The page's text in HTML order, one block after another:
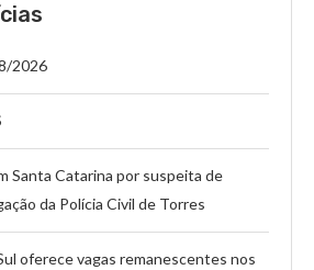
2026
Santa Catarina por suspeita de
da Polícia Civil de Torres
oferece vagas remanescentes nos